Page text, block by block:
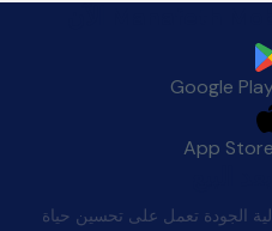
Google
App Store
الجودة تعمل على تحسين حياة